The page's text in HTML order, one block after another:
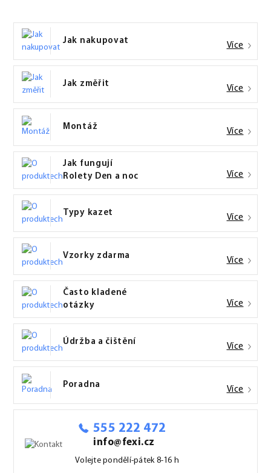
Jak nakupovat Více
Jak změřit Více
Montáž Více
Jak fungují
Rolety Den a noc
Více
Typy kazet Více
Vzorky zdarma Více
Často kladené
otázky
Více
Údržba a čištění Více
Poradna Více
555 222 472
info@fexi.cz
Volejte pondělí-pátek 8-16 h